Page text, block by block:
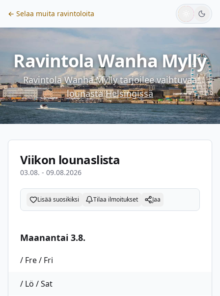
← Selaa muita ravintoloita
Ravintola Wanha Mylly
Ravintola Wanha Myllytarjoilee vaihtuvaa
lounasta Helsingissä
Viikon lounaslista
03.08. - 09.08.2026
Lisää suosikiksi Tilaa ilmoitukset Jaa
Maanantai 3.8.
/ Fre / Fri
/ Lö / Sat